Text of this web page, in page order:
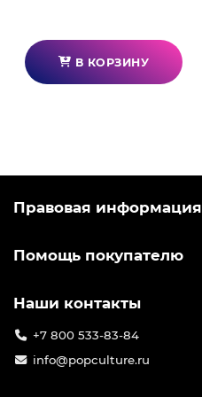
В КОРЗИНУ
Правовая информация
Помощь покупателю
Наши контакты
+7 800 533-83-84
info@popculture.ru